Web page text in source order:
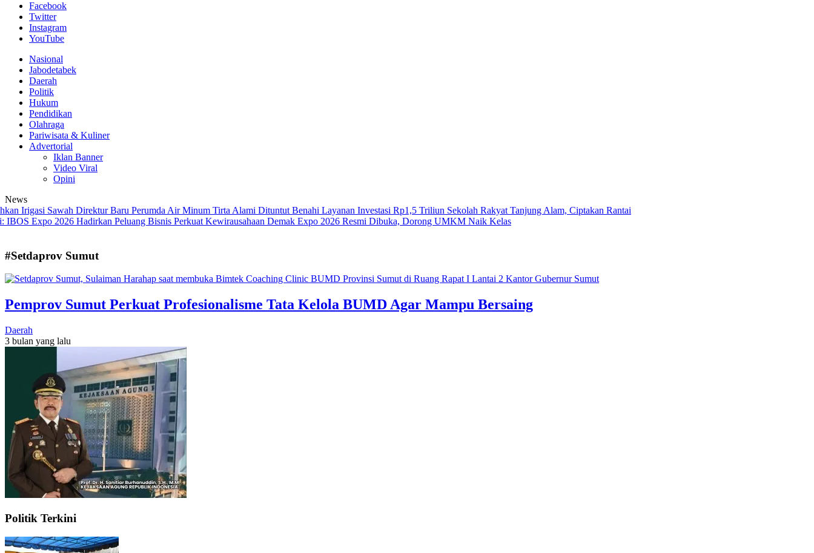
Facebook
Twitter
Instagram
YouTube
Nasional
Jabodetabek
Daerah
Politik
Hukum
Pendidikan
Olahraga
Pariwisata & Kuliner
Advertorial
Iklan Banner
Video Viral
Opini
News
SawahDirektur Baru Perumda Air Minum Tirta Alami Dituntut Benahi LayananInvestasi Rp1,5 Triliun Sekolah Rakyat Tanjung Alam, Ciptakan Rantai
Expo 2026 Hadirkan Peluang Bisnis Perkuat KewirausahaanDemak Expo 2026 Resmi Dibuka, Dorong UMKM Naik Kelas
#Setdaprov Sumut
Pemprov Sumut Perkuat Profesionalisme Tata Kelola BUMD Agar Mampu Bersaing
Daerah
3 bulan yang lalu
Politik Terkini